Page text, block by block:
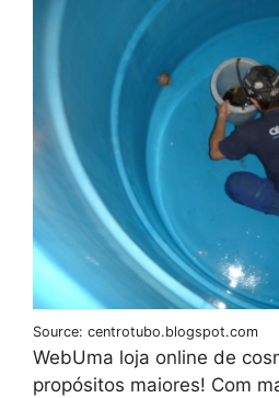
Source: centrotubo.blogspot.com
WebUma loja online de
propósitos maiores! Com